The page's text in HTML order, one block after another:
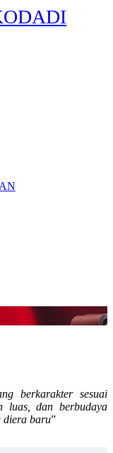
berkarakter sesuai
luas, dan berbudaya
diera baru”